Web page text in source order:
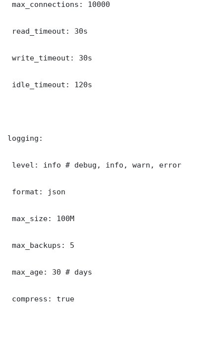
max_connections: 10000
read_timeout: 30s
write_timeout: 30s
idle_timeout: 120s
logging:
level: info # debug, info, warn, error
format: json
max_size: 100M
max_backups: 5
max_age: 30 # days
compress: true